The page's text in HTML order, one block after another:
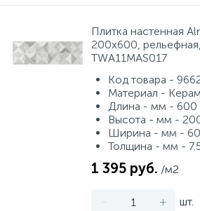
Плитка настенная
200x600,
TWA11MAS017
Код товара -
Материал -
Длина - мм - 600
Высота - мм -
Ширина - мм -
Толщина - мм -
1 395 руб. /м2
- + шт.